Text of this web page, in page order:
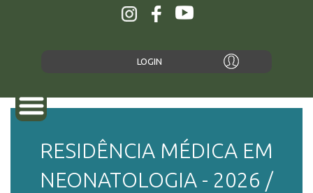
LOGIN
SOBRE
RESIDÊNCIA MÉDICA EM
NEONATOLOGIA - 2026 /